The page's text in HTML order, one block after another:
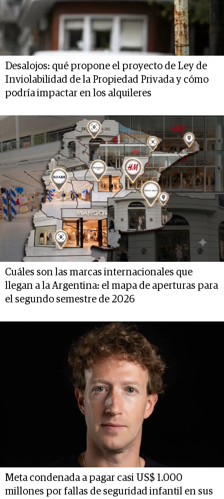
Desalojos: qué propone el proyecto de Ley de
Inviolabilidad de la Propiedad Privada y cómo
podría impactar en los alquileres
Cuáles son las marcas internacionales que
llegan a la Argentina: el mapa de aperturas para
el segundo semestre de 2026
Meta condenada a pagar casi US$ 1.000
millones por fallas de seguridad infantil en sus